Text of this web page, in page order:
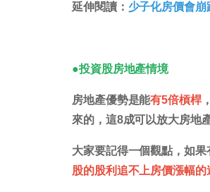
延伸閱讀： 少子化房價會崩
●投資股房地產情境
房地產優勢是能有5倍槓桿
來的，這8成可以放大房地
大家要記得一個觀點，如
股的股利追不上房價漲幅的